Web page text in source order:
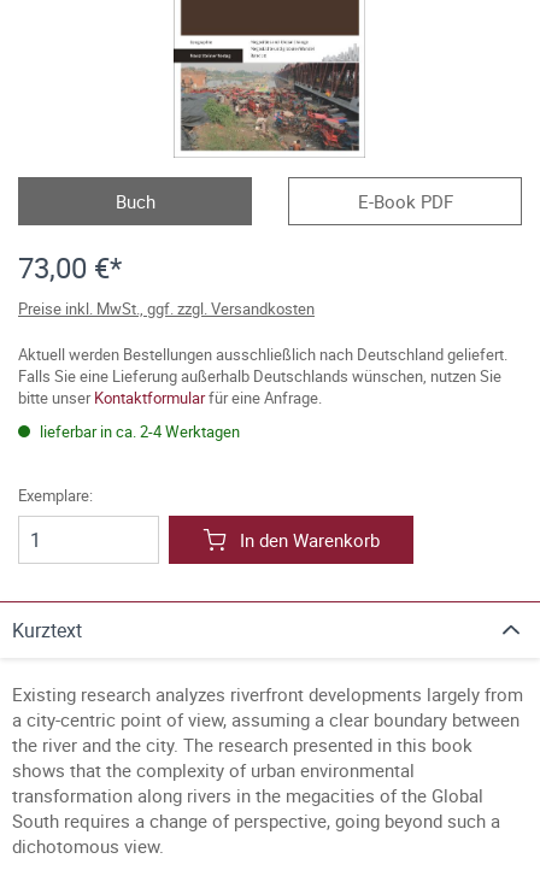
Buch E-Book PDF
73,00 €*
Preise inkl. MwSt., ggf. zzgl. Versandkosten
Aktuell werden Bestellungen ausschließlich nach Deutschland geliefert.
Falls Sie eine Lieferung außerhalb Deutschlands wünschen, nutzen Sie
bitte unserKontaktformularfür eine Anfrage.
lieferbar in ca. 2-4 Werktagen
Exemplare:
In den Warenkorb
Kurztext
Existing research analyzes riverfront developments largely from
a city-centric point of view, assuming a clear boundary between
the river and the city. The research presented in this book
shows that the complexity of urban environmental
transformation along rivers in the megacities of the Global
South requires a change of perspective, going beyond such a
dichotomous view.